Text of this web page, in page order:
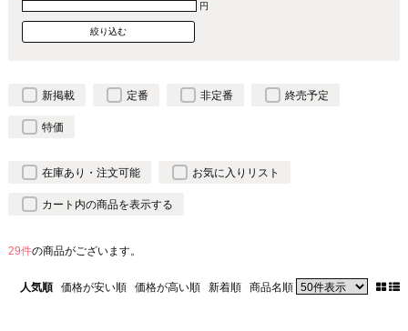
円
新掲載 定番 非定番 終売予定
特価
在庫あり・注文可能 お気に入りリスト
カート内の商品を表示する
29件の商品がございます。
人気順 価格が安い順 価格が高い順 新着順 商品名順